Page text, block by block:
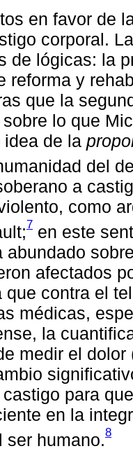
en favor de
corporal.
de lógicas: la
reforma y
que la
lo que
idea de la
del
a
como
7 en este
abundado
afectados
que contra el
médicas,
la
medir el
para
en la
ser humano.8